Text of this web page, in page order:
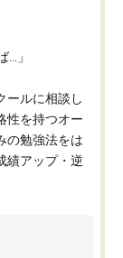
…」
ールに相談し
性を持つオー
の勉強法をは
績アップ・逆